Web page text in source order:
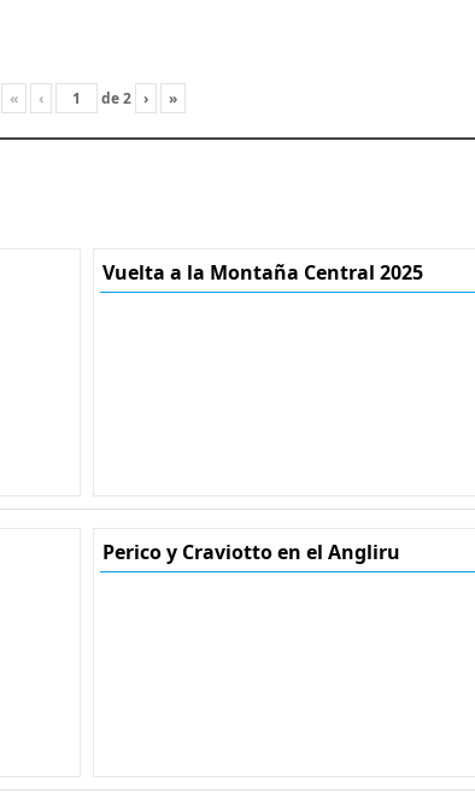
« ‹ de2 › »
Vuelta a la Montaña Central 2025
Perico y Craviotto en el Angliru